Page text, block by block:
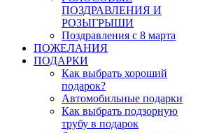
ПОЗДРАВЛЕНИЯ И
РОЗЫГРЫШИ
Поздравления с 8 марта
ПОЖЕЛАНИЯ
ПОДАРКИ
Как выбрать хороший
подарок?
Автомобильные подарки
Как выбрать подзорную
трубу в подарок